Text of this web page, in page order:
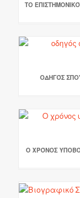
ΤΟ
ΟΔΗΓΌΣ
Ο ΧΡΌΝΟΣ